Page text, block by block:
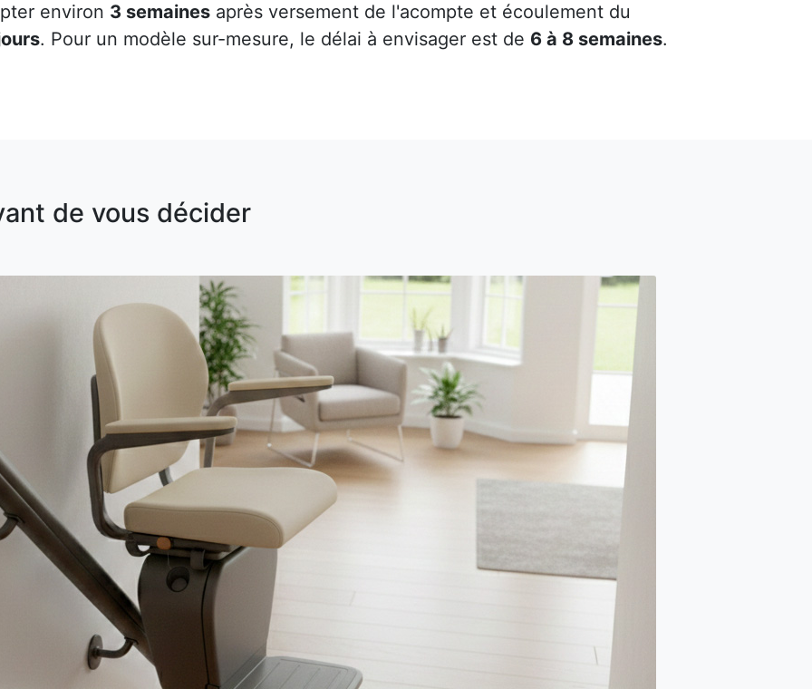
environ 3 semaines après versement de l'acompte et écoulement du
. Pour un modèle sur-mesure, le délai à envisager est de 6 à 8 semaines.
de vous décider